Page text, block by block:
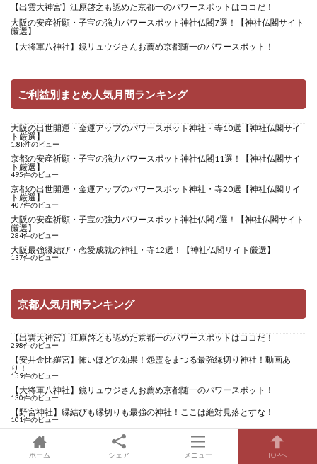
【出雲大神宮】江原啓之も認めた京都一のパワースポットはココだ！
大阪の安産祈願・子宝の強力パワースポット神社仏閣7選！【神社仏閣サイト
厳選】
【大将軍八神社】鏡リュウジさんお薦め京都随一のパワースポット！
ご利益別まとめ人気月間ランキング
大阪の出世開運・金運アップのパワースポット神社・寺10選【神社仏閣サイ
ト厳選】
1.8k件のビュー
京都の安産祈願・子宝の強力パワースポット神社仏閣11選！【神社仏閣サイ
ト厳選】
495件のビュー
京都の出世開運・金運アップのパワースポット神社・寺20選【神社仏閣サイ
ト厳選】
407件のビュー
大阪の安産祈願・子宝の強力パワースポット神社仏閣7選！【神社仏閣サイト
厳選】
284件のビュー
大阪最強縁結び・恋愛成就の神社・寺12選！【神社仏閣サイト厳選】
137件のビュー
京都人気月間ランキング
【出雲大神宮】江原啓之も認めた京都一のパワースポットはココだ！
298件のビュー
【安井金比羅宮】怖いほどの効果！怨霊をまつる最強縁切り神社！動画あ
り！
159件のビュー
【大将軍八神社】鏡リュウジさんお薦め京都随一のパワースポット！
130件のビュー
【野宮神社】縁結びも縁切りも最強の神社！ここは絶対見落とすな！
101件のビュー
【石清水八幡宮】歴史的名将も必ず参拝したご利益が凄い国宝神社！
84件のビュー
ホーム シェア メニュー TOPへ